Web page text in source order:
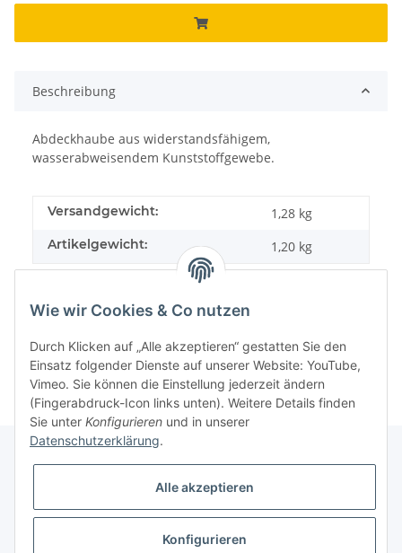
Beschreibung
Abdeckhaube aus widerstandsfähigem,
wasserabweisendem Kunststoffgewebe.
Versandgewicht: 1,28 kg
Artikelgewicht: 1,20 kg
Gesetzliche Informationen
Wie wir Cookies & Co nutzen
Durch Klicken auf „Alle akzeptieren“ gestatten Sie den
Einsatz folgender Dienste auf unserer Website: YouTube,
Vimeo. Sie können die Einstellung jederzeit ändern
(Fingerabdruck-Icon links unten). Weitere Details finden
Sie unter Konfigurieren und in unserer
Datenschutzerklärung.
Alle akzeptieren
Konfigurieren